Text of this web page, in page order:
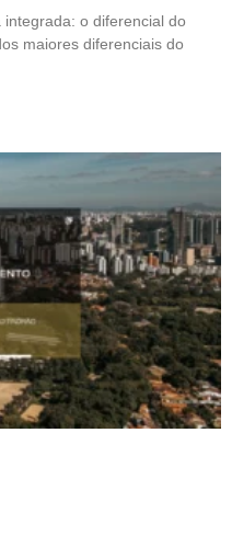
o diferencial do
maiores diferenciais do